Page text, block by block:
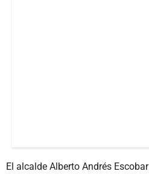
El alcalde Alberto Andrés